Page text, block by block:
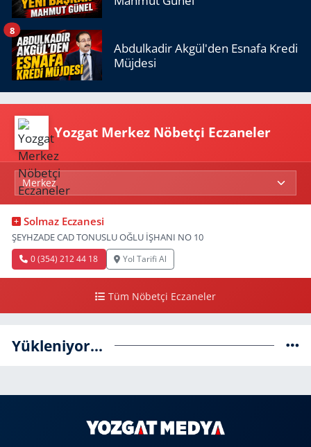
Abdulkadir Akgül'den Esnafa Kredi
Müjdesi
8
Yozgat Merkez Nöbetçi Eczaneler
Solmaz Eczanesi
ŞEYHZADE CAD TONUSLU OĞLU İŞHANI NO 10
0 (354) 212 44 18 Yol Tarifi Al
Tüm Nöbetçi Eczaneler
Yükleniyor...